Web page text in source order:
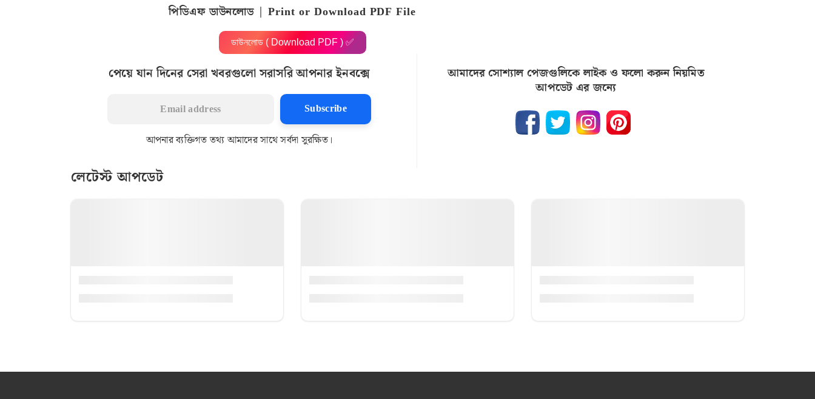
পিডিএফ ডাউনলোড | Print or Download PDF File
ডাউনলোড ( Download PDF ) ✅
পেয়ে যান দিনের সেরা খবরগুলো সরাসরি আপনার ইনবক্সে
Subscribe
আপনার ব্যক্তিগত তথ্য আমাদের সাথে সর্বদা সুরক্ষিত।
আমাদের সোশ্যাল পেজগুলিকে লাইক ও ফলো করুন নিয়মিত
আপডেট এর জন্যে
লেটেস্ট আপডেট